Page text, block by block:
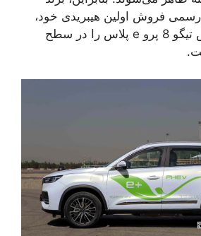
فروش اولین هیبریدی خود،
کراس اوور فونیکس تیگو 8 پرو e پلاس را در سطح